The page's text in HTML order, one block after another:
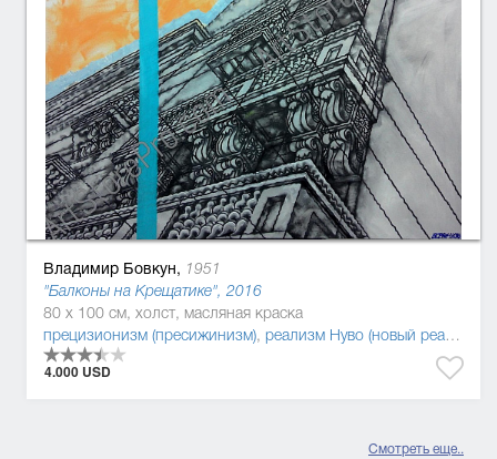
Владимир Бовкун, 1951
"Балконы на Крещатике", 2016
80 x 100 см, холст, масляная краска
прецизионизм (пресижинизм), реализм Нуво (новый реализм)
4.000 USD
Смотреть еще..